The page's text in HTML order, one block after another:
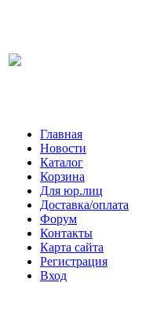
Главная
Новости
Каталог
Корзина
Для юр.лиц
Доставка/оплата
Форум
Контакты
Карта сайта
Регистрация
Вход